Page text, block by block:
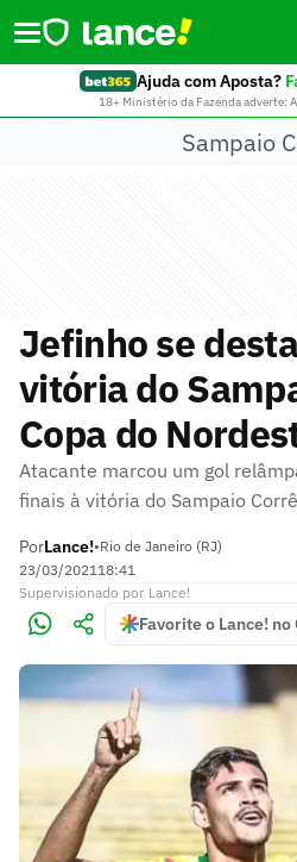
Ajuda com Aposta?
18+ Ministério da Fazenda adverte:
Sampaio
Jefinho se
vitória do
Copa do
Atacante marcou um gol
finais à vitória do Sampaio
PorLance!•Rio de Janeiro (RJ)
23/03/202118:41
Supervisionado por Lance!
Favorite o Lance! no